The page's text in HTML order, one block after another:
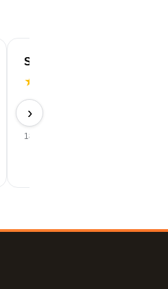
Serife
★
Snel, betrouwbaar en kwalitatief
hoogwaardig geleverd.
18/06/2026
›